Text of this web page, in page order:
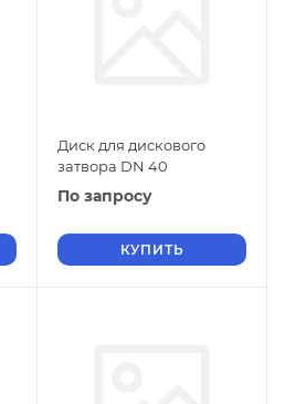
Диск для дискового
затвора DN 40
По запросу
КУПИТЬ